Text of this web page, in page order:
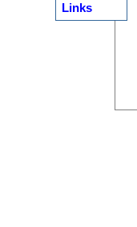
Links